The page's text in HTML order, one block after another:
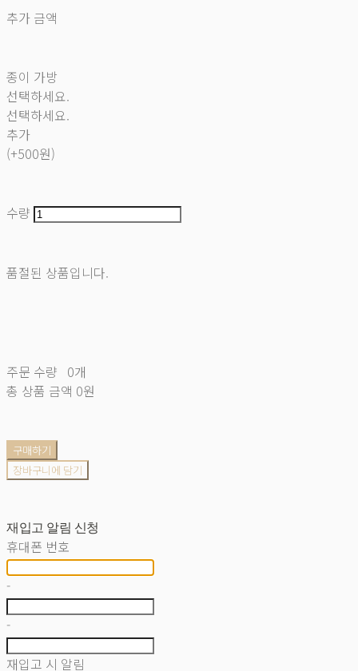
추가 금액
종이 가방
선택하세요.
선택하세요.
추가
(+500원)
수량
품절된 상품입니다.
주문 수량 0개
총 상품 금액 0원
구매하기
장바구니에 담기
재입고 알림 신청
휴대폰 번호
-
-
재입고 시 알림